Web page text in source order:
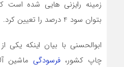
زمينه رايزني هايي شده است
بتوان سود 4 درصد را تعيين کرد.
ابوالحسني با بيان اينکه
چاپ کشور، فرسودگي ماشين